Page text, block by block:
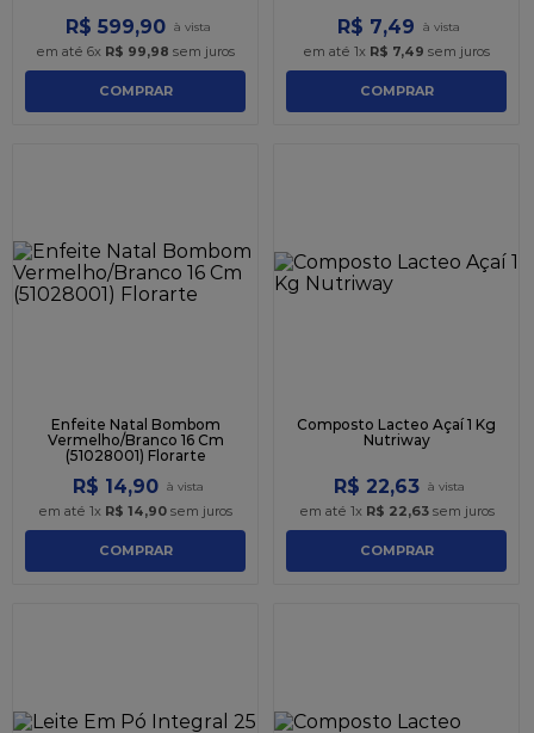
R$ 599,90
em até 6x R$ 99,98 sem juros
COMPRAR
R$ 7,49
em até 1x R$ 7,49 sem juros
COMPRAR
Enfeite Natal Bombom
Vermelho/Branco 16 Cm
(51028001) Florarte
R$ 14,90
em até 1x R$ 14,90 sem juros
COMPRAR
Composto Lacteo Açaí 1 Kg
Nutriway
R$ 22,63
em até 1x R$ 22,63sem juros
COMPRAR